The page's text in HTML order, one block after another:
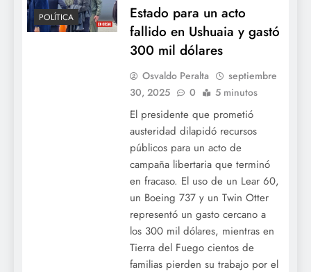
POLÍTICA
Estado para un acto
fallido en Ushuaia y gastó
300 mil dólares
Osvaldo Peralta
septiembre
30, 2025
0 5 minutos
El presidente que prometió
austeridad dilapidó recursos
públicos para un acto de
campaña libertaria que terminó
en fracaso. El uso de un Lear 60,
un Boeing 737 y un Twin Otter
representó un gasto cercano a
los 300 mil dólares, mientras en
Tierra del Fuego cientos de
familias pierden su trabajo por el